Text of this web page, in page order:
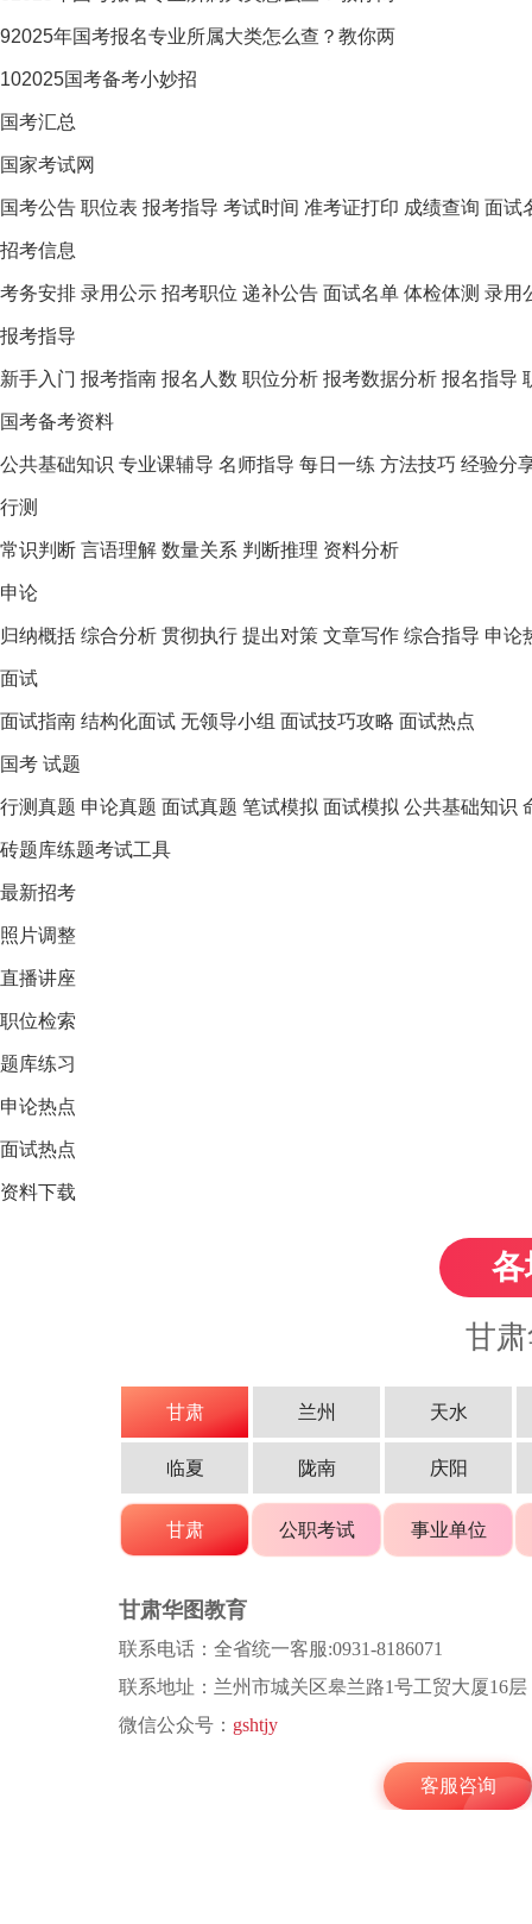
92025年国考报名专业所属大类怎么查？教你两
102025国考备考小妙招
国考汇总
国家考试网
国考公告 职位表 报考指导 考试时间 准考证打印 成绩查询 面试
招考信息
考务安排 录用公示 招考职位 递补公告 面试名单 体检体测 录用
报考指导
新手入门 报考指南 报名人数 职位分析 报考数据分析 报名指导
国考备考资料
公共基础知识 专业课辅导 名师指导 每日一练 方法技巧 经验分
行测
常识判断 言语理解 数量关系 判断推理 资料分析
申论
归纳概括 综合分析 贯彻执行 提出对策 文章写作 综合指导 申论
面试
面试指南 结构化面试 无领导小组 面试技巧攻略 面试热点
国考 试题
行测真题 申论真题 面试真题 笔试模拟 面试模拟 公共基础知识
砖题库练题考试工具
最新招考
照片调整
直播讲座
职位检索
题库练习
申论热点
面试热点
资料下载